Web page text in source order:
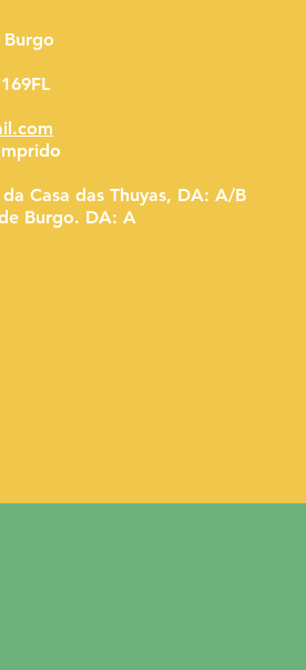
ido
Casa das Thuyas, DA: A/B
Burgo. DA: A